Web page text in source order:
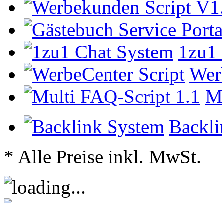
1zu1
* Alle Preise inkl. MwSt.